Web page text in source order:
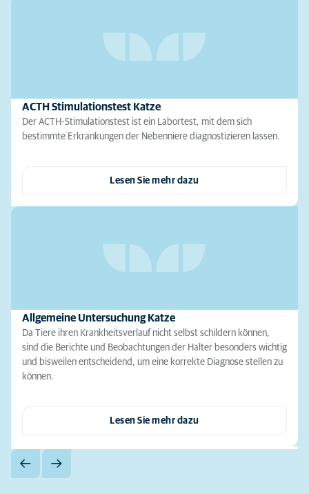
ACTH Stimulationstest Katze
Der ACTH-Stimulationstest ist ein Labortest, mit dem sich
bestimmte Erkrankungen der Nebenniere diagnostizieren lassen.
Lesen Sie mehr dazu
Allgemeine Untersuchung Katze
Da Tiere ihren Krankheitsverlauf nicht selbst schildern können,
sind die Berichte und Beobachtungen der Halter besonders wichtig
und bisweilen entscheidend, um eine korrekte Diagnose stellen zu
können.
Lesen Sie mehr dazu